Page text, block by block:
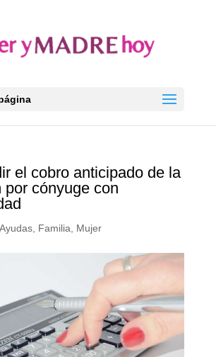
el cobro anticipado de la
por cónyuge con
Ayudas, Familia Mujer